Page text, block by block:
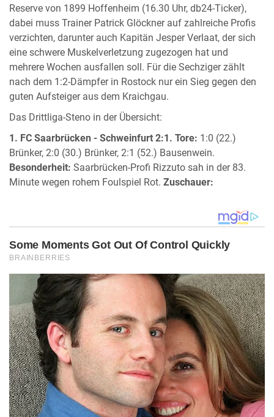
Reserve von 1899 Hoffenheim (16.30 Uhr, db24-Ticker),
dabei muss Trainer Patrick Glöckner auf zahlreiche Profis
verzichten, darunter auch Kapitän Jesper Verlaat, der sich
eine schwere Muskelverletzung zugezogen hat und
mehrere Wochen ausfallen soll. Für die Sechziger zählt
nach dem 1:2-Dämpfer in Rostock nur ein Sieg gegen den
guten Aufsteiger aus dem Kraichgau.
Das Drittliga-Steno in der Übersicht:
1. FC Saarbrücken - Schweinfurt 2:1. Tore: 1:0 (22.)
Brünker, 2:0 (30.) Brünker, 2:1 (52.) Bausenwein.
Besonderheit: Saarbrücken-Profi Rizzuto sah in der 83.
Minute wegen rohem Foulspiel Rot. Zuschauer: